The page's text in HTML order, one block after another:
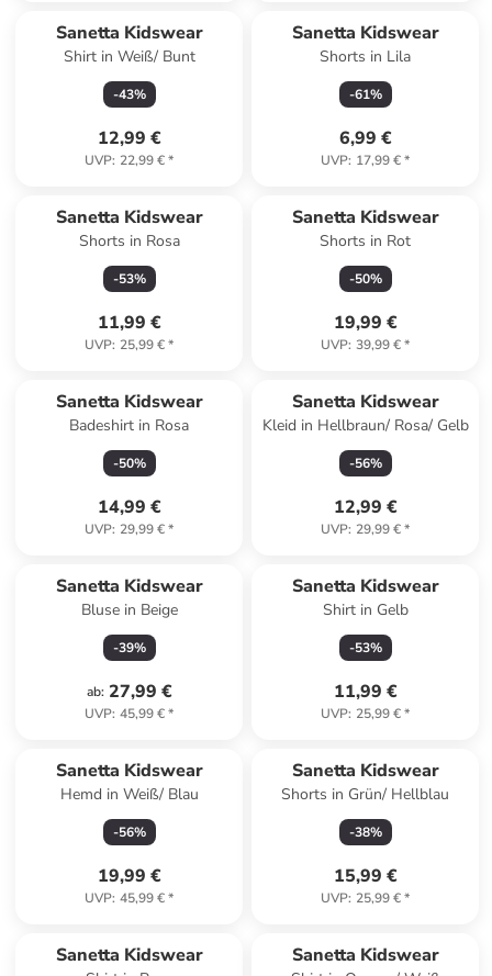
Sanetta Kidswear
Shirt in Weiß/ Bunt
-43%
12,99 €
UVP: 22,99 €*
Sanetta Kidswear
Shorts in Lila
-61%
6,99 €
UVP: 17,99 €*
Sanetta Kidswear
Shorts in Rosa
-53%
11,99 €
UVP: 25,99 €*
Sanetta Kidswear
Shorts in Rot
-50%
19,99 €
UVP: 39,99 €*
Sanetta Kidswear
Badeshirt in Rosa
-50%
14,99 €
UVP: 29,99 €*
Sanetta Kidswear
Kleid in Hellbraun/ Rosa/ Gelb
-56%
12,99 €
UVP: 29,99 €*
Sanetta Kidswear
Bluse in Beige
-39%
ab: 27,99 €
UVP: 45,99 €*
Sanetta Kidswear
Shirt in Gelb
-53%
11,99 €
UVP: 25,99 €*
Sanetta Kidswear
Hemd in Weiß/ Blau
-56%
19,99 €
UVP: 45,99 €*
Sanetta Kidswear
Shorts in Grün/ Hellblau
-38%
15,99 €
UVP: 25,99 €*
Sanetta Kidswear Sanetta Kidswear